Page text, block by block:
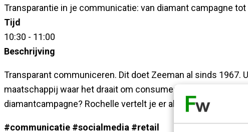
Transparantie in je communicatie: van diamant campagne
Tijd
10:30 - 11:00
Beschrijving
Transparant communiceren. Dit doet Zeeman al sinds 1967.
maatschappij waar het draait om consumeren? En hoe ging
diamantcampagne? Rochelle vertelt je er alles over.
#communicatie #socialmedia #retail